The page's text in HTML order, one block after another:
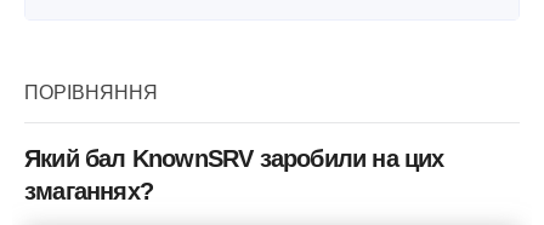
Сховище
Оперативна пам'ять
ПОРІВНЯННЯ
Який бал KnownSRV заробили на цих
змаганнях?